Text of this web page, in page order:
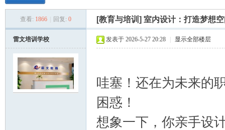
› ›
查看: 1866 回复: 0 [教育与培训] 室内设计：打造梦想
雷文培训学校 发表于 2026-5-27 20:28 显示全部楼层
哇塞！还在为未来的
困惑！
想象一下，你亲手设